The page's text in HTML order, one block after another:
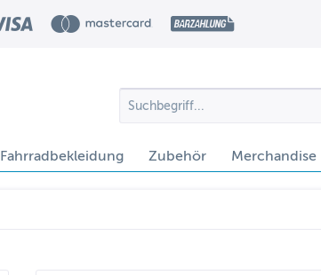
Fahrradbekleidung Zubehör Merchandise